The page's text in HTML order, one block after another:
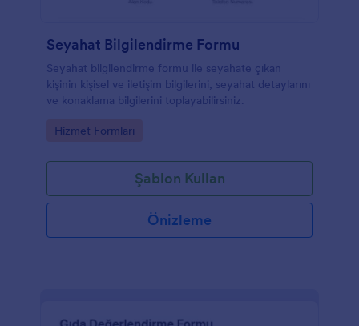
Seyahat Bilgilendirme Formu
Seyahat bilgilendirme formu ile seyahate çıkan
kişinin kişisel ve iletişim bilgilerini, seyahat detaylarını
ve konaklama bilgilerini toplayabilirsiniz.
Go to Category:
Hizmet Formları
Şablon Kullan
Önizleme